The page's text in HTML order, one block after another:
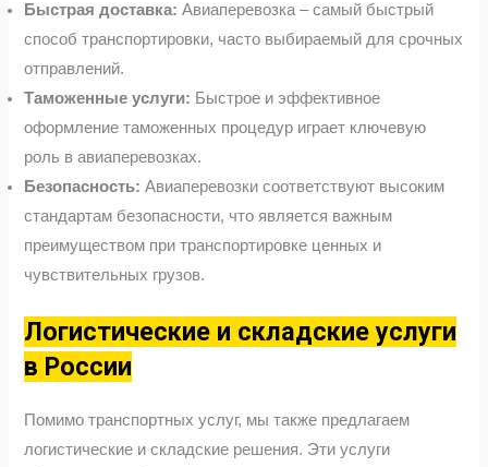
Быстрая доставка:Авиаперевозка – самый быстрый
способ транспортировки, часто выбираемый для срочных
отправлений.
Таможенные услуги: Быстрое и эффективное
оформление таможенных процедур играет ключевую
роль в авиаперевозках.
Безопасность: Авиаперевозки соответствуют высоким
стандартам безопасности, что является важным
преимуществом при транспортировке ценных и
чувствительных грузов.
Логистические и складские услуги
в России
Помимо транспортных услуг, мы также предлагаем
логистические и складские решения. Эти услуги